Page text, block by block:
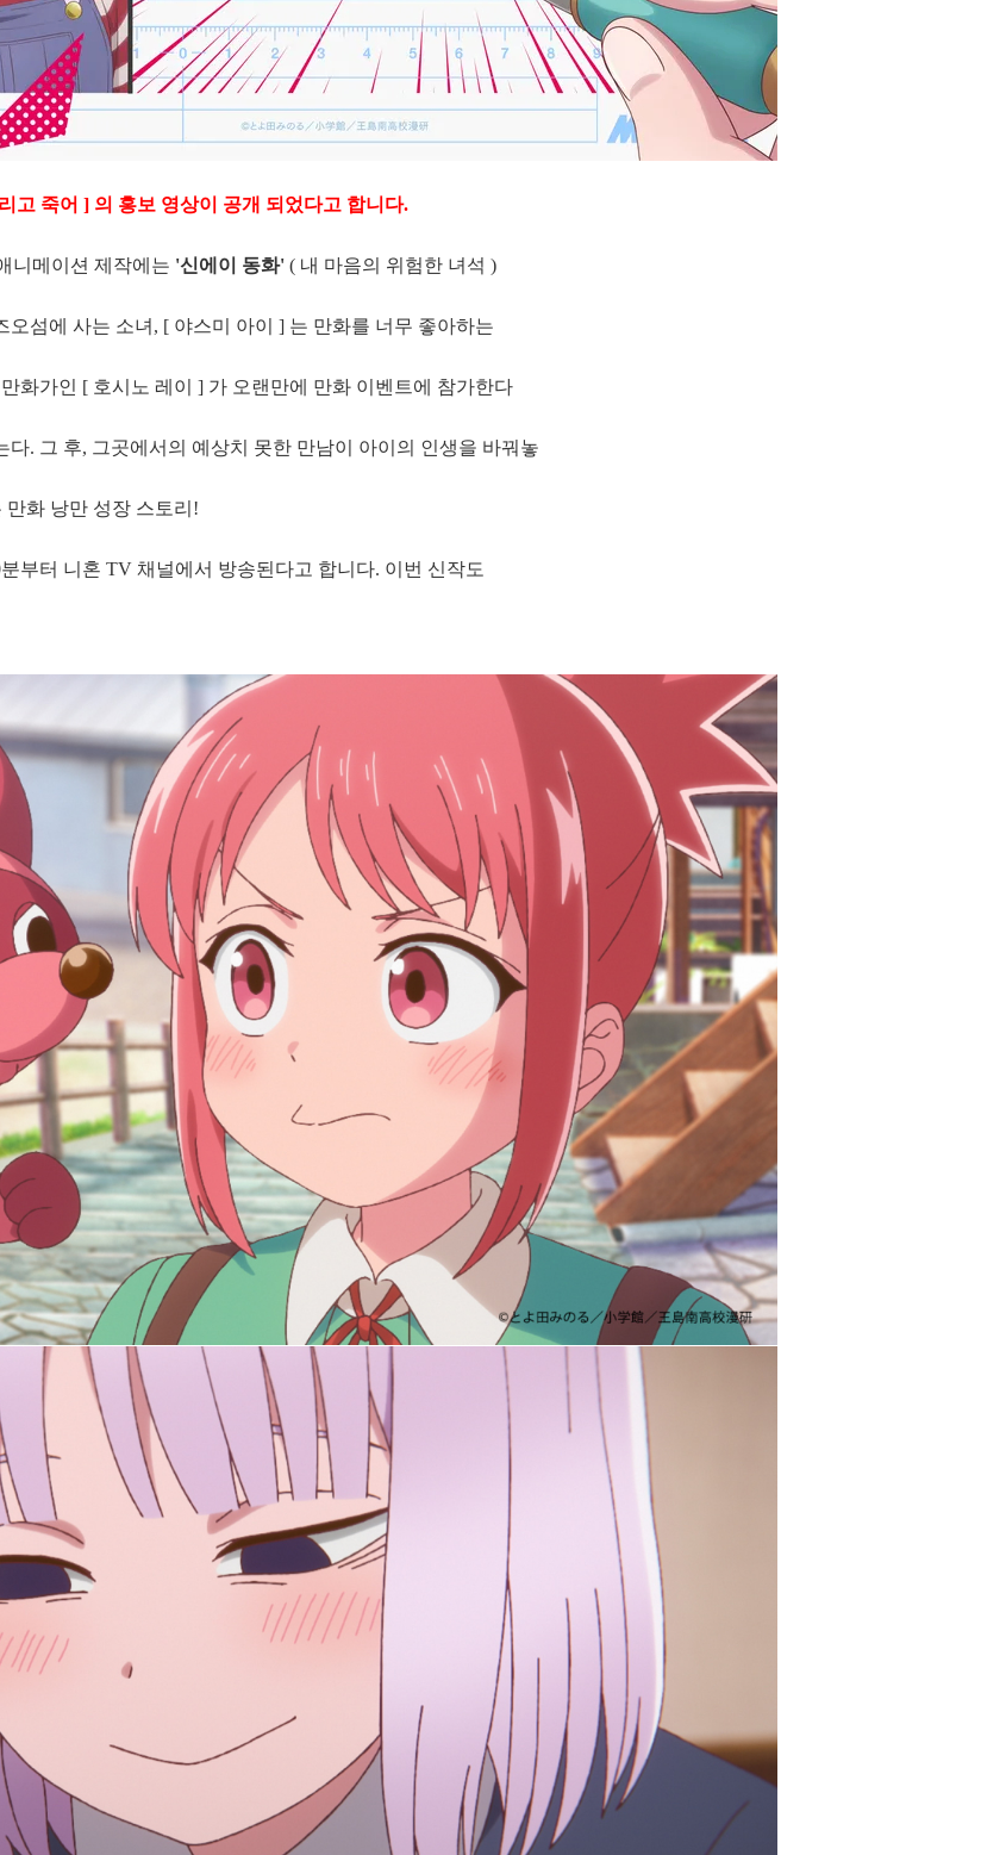
고 죽어 ] 의 홍보 영상이 공개 되었다고 합니다.
니메이션 제작에는 '신에이 동화' ( 내 마음의 위험한 녀석 )
섬에 사는 소녀, [ 야스미 아이 ] 는 만화를 너무 좋아하는
화가인 [ 호시노 레이 ] 가 오랜만에 만화 이벤트에 참가한다
. 그 후, 그곳에서의 예상치 못한 만남이 아이의 인생을 바꿔놓
화 낭만 성장 스토리!
부터 니혼 TV 채널에서 방송된다고 합니다. 이번 신작도